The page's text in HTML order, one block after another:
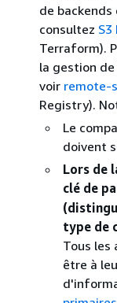
de
consultez S3
Terraform).
la gestion
voir remote-
Registry).
Le
doivent
Lors de
clé de
type de
Tous les
être à